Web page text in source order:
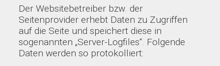
Der Websitebetreiber bzw. der
Seitenprovider erhebt Daten zu Zugriffen
auf die Seite und speichert diese in
sogenannten „Server-Logfiles“. Folgende
Daten werden so protokolliert: